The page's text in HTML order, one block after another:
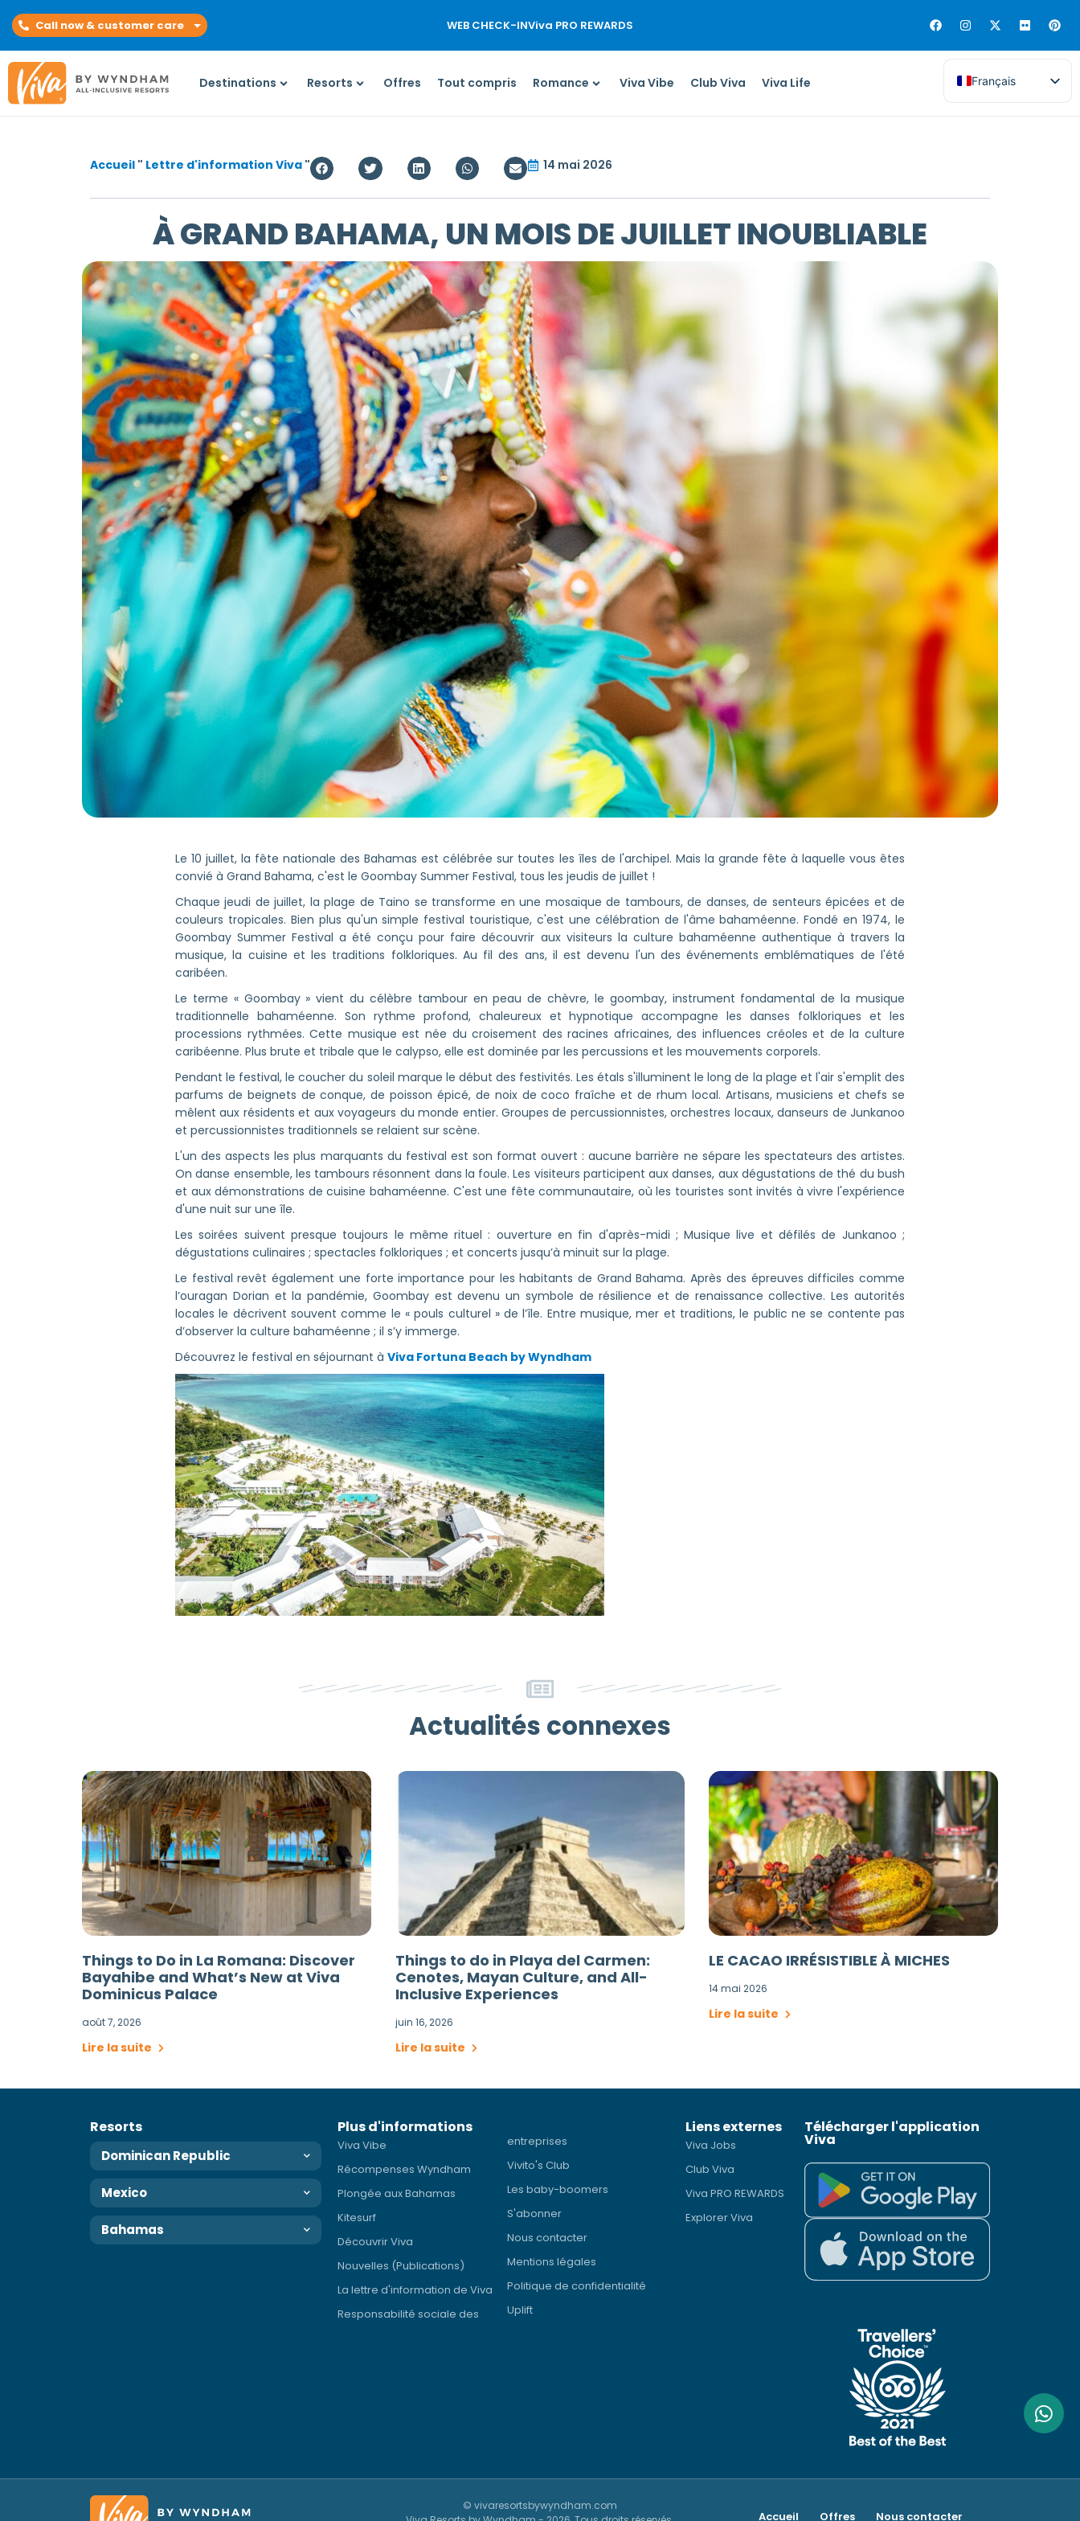
Call now & customer care WEB CHECK-INViva PRO REWARDS
Destinations Resorts Offres Tout compris Romance Viva Vibe Club Viva Viva Life Français
Accueil " Lettre d'information Viva " 14 mai 2026
À GRAND BAHAMA, UN MOIS DE JUILLET INOUBLIABLE
Le 10 juillet, la fête nationale des Bahamas est célébrée sur toutes les îles de l'archipel. Mais la grande fête à laquelle vous êtes
convié à Grand Bahama, c'est le Goombay Summer Festival, tous les jeudis de juillet !
Chaque jeudi de juillet, la plage de Taino se transforme en une mosaïque de tambours, de danses, de senteurs épicées et de
couleurs tropicales. Bien plus qu'un simple festival touristique, c'est une célébration de l'âme bahaméenne. Fondé en 1974, le
Goombay Summer Festival a été conçu pour faire découvrir aux visiteurs la culture bahaméenne authentique à travers la
musique, la cuisine et les traditions folkloriques. Au fil des ans, il est devenu l'un des événements emblématiques de l'été
caribéen.
Le terme « Goombay » vient du célèbre tambour en peau de chèvre, le goombay, instrument fondamental de la musique
traditionnelle bahaméenne. Son rythme profond, chaleureux et hypnotique accompagne les danses folkloriques et les
processions rythmées. Cette musique est née du croisement des racines africaines, des influences créoles et de la culture
caribéenne. Plus brute et tribale que le calypso, elle est dominée par les percussions et les mouvements corporels.
Pendant le festival, le coucher du soleil marque le début des festivités. Les étals s'illuminent le long de la plage et l'air s'emplit des
parfums de beignets de conque, de poisson épicé, de noix de coco fraîche et de rhum local. Artisans, musiciens et chefs se
mêlent aux résidents et aux voyageurs du monde entier. Groupes de percussionnistes, orchestres locaux, danseurs de Junkanoo
et percussionnistes traditionnels se relaient sur scène.
L'un des aspects les plus marquants du festival est son format ouvert : aucune barrière ne sépare les spectateurs des artistes.
On danse ensemble, les tambours résonnent dans la foule. Les visiteurs participent aux danses, aux dégustations de thé du bush
et aux démonstrations de cuisine bahaméenne. C'est une fête communautaire, où les touristes sont invités à vivre l'expérience
d'une nuit sur une île.
Les soirées suivent presque toujours le même rituel : ouverture en fin d'après-midi ; Musique live et défilés de Junkanoo ;
dégustations culinaires ; spectacles folkloriques ; et concerts jusqu’à minuit sur la plage.
Le festival revêt également une forte importance pour les habitants de Grand Bahama. Après des épreuves difficiles comme
l’ouragan Dorian et la pandémie, Goombay est devenu un symbole de résilience et de renaissance collective. Les autorités
locales le décrivent souvent comme le « pouls culturel » de l’île. Entre musique, mer et traditions, le public ne se contente pas
d’observer la culture bahaméenne ; il s’y immerge.
Découvrez le festival en séjournant à Viva Fortuna Beach by Wyndham
Actualités connexes
Things to Do in La Romana: Discover
Bayahibe and What’s New at Viva
Dominicus Palace
août 7, 2026
Lire la suite
Things to do in Playa del Carmen:
Cenotes, Mayan Culture, and All-
Inclusive Experiences
juin 16, 2026
Lire la suite
LE CACAO IRRÉSISTIBLE À MICHES
14 mai 2026
Lire la suite
Resorts
Dominican Republic
Mexico
Bahamas
Plus d'informations
Viva Vibe
Récompenses Wyndham
Plongée aux Bahamas
Kitesurf
Découvrir Viva
Nouvelles (Publications)
La lettre d'information de Viva
Responsabilité sociale des
entreprises
Vivito's Club
Les baby-boomers
S'abonner
Nous contacter
Mentions légales
Politique de confidentialité
Uplift
Liens externes
Viva Jobs
Club Viva
Viva PRO REWARDS
Explorer Viva
Télécharger l'application
Viva
© vivaresortsbywyndham.com
Accueil Offres Nous contacter